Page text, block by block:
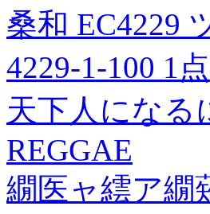
桑和 EC4229
4229-1-100 1点
天下人になる
REGGAE
繝医ャ繧ア繝